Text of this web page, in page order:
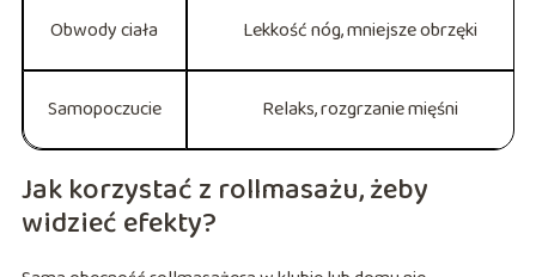
Obwody ciała Lekkość nóg, mniejsze obrzęki
Samopoczucie Relaks, rozgrzanie mięśni
Jak korzystać z rollmasażu, żeby
widzieć efekty?